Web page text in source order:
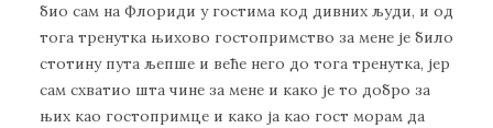
био сам на Флориди у гостима код дивних људи, и од
тога тренутка њихово гостопримство за мене је било
стотину пута љепше и веће него до тога тренутка, јер
сам схватио шта чине за мене и како је то добро за
њих као гостопримце и како ја као гост морам да